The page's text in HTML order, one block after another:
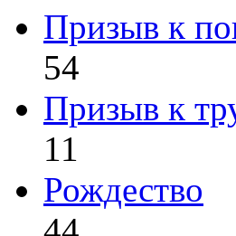
Призыв к
54
Призыв к
11
Рождество